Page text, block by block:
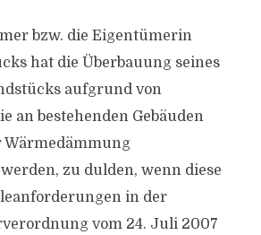
bzw. die Eigentümerin
hat die Überbauung seines
aufgrund von
an bestehenden Gebäuden
Wärmedämmung
zu dulden, wenn diese
in der
vom 24. Juli 2007